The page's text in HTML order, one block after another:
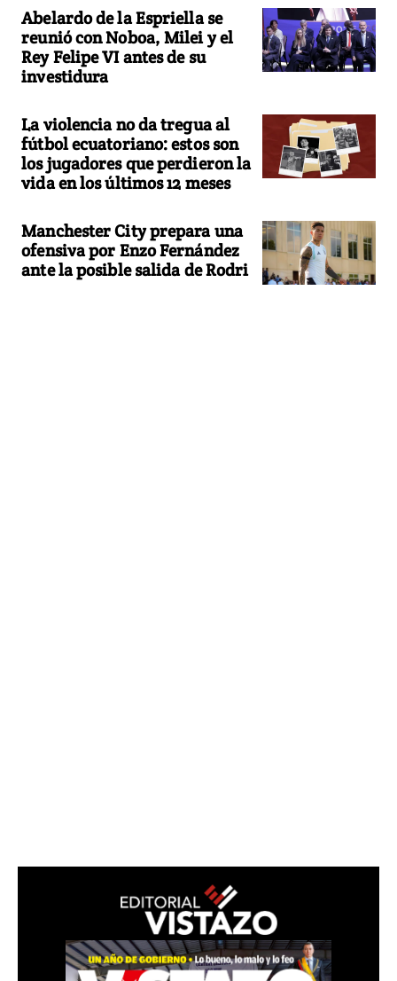
Abelardo de la Espriella se
reunió con Noboa, Milei y el
Rey Felipe VI antes de su
investidura
La violencia no da tregua al
fútbol ecuatoriano: estos son
los jugadores que perdieron la
vida en los últimos 12 meses
Manchester City prepara una
ofensiva por Enzo Fernández
ante la posible salida de Rodri